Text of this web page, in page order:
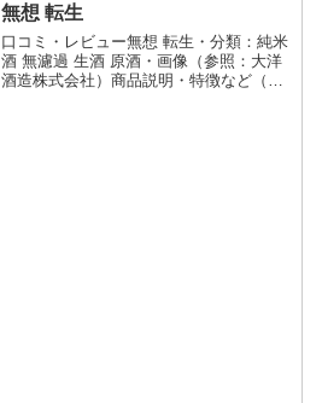
無想 転生
口コミ・レビュー無想 転生・分類：純米
酒 無濾過 生酒 原酒・画像（参照：大洋
酒造株式会社）商品説明・特徴など（参